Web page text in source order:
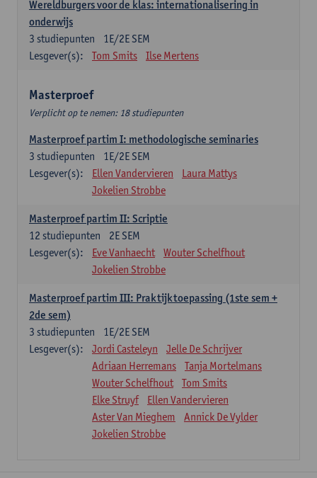
Wereldburgers voor de klas: internationalisering in
onderwijs
1E/2E SEM
3 studiepunten
Lesgever(s):
Tom Smits Ilse Mertens
Masterproef
Verplicht op te nemen: 18 studiepunten
Masterproef partim I: methodologische seminaries
1E/2E SEM
3 studiepunten
Lesgever(s):
Ellen Vandervieren
Laura Mattys
Jokelien Strobbe
Masterproef partim II: Scriptie
2E SEM
12 studiepunten
Lesgever(s):
Eve Vanhaecht
Wouter Schelfhout
Jokelien Strobbe
Masterproef partim III: Praktijktoepassing (1ste sem +
2de sem)
1E/2E SEM
3 studiepunten
Lesgever(s):
Jordi Casteleyn
Jelle De Schrijver
Adriaan Herremans
Tanja Mortelmans
Wouter Schelfhout
Tom Smits
Elke Struyf
Ellen Vandervieren
Aster Van Mieghem
Annick De Vylder
Jokelien Strobbe